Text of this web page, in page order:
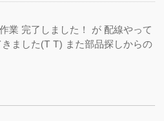
業 完了しました！ が 配線やって
ました(T T) また部品探しからの